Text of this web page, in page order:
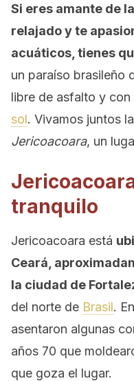
Si eres amante de
relajado y te
acuáticos, tienes
un paraíso brasileño
libre de asfalto y con
sol. Vivamos juntos
Jericoacoara, un
tranquilo
Jericoacoara está
Ceará,
la ciudad de
del norte de Brasil.
asentaron algunas
años 70 que
que goza el lugar.